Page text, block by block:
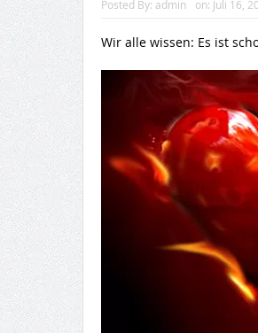
Posted By: admin on: Juli 16,
Wir alle wissen: Es ist